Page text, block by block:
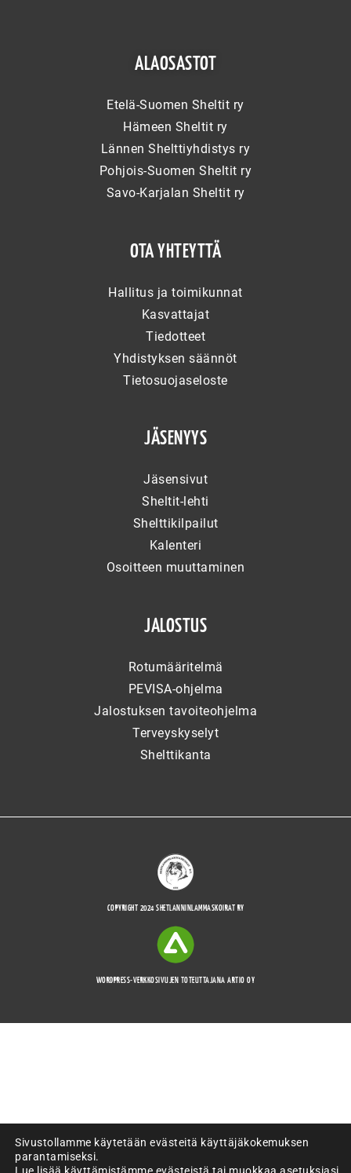
ALAOSASTOT
Etelä-Suomen Sheltit ry
Hämeen Sheltit ry
Lännen Shelttiyhdistys ry
Pohjois-Suomen Sheltit ry
Savo-Karjalan Sheltit ry
OTA YHTEYTTÄ
Hallitus ja toimikunnat
Kasvattajat
Tiedotteet
Yhdistyksen säännöt
Tietosuojaseloste
JÄSENYYS
Jäsensivut
Sheltit-lehti
Shelttikilpailut
Kalenteri
Osoitteen muuttaminen
JALOSTUS
Rotumääritelmä
PEVISA-ohjelma
Jalostuksen tavoiteohjelma
Terveyskyselyt
Shelttikanta
COPYRIGHT 2024 SHETLANNINLAMMASKOIRAT RY
WORDPRESS-VERKKOSIVUJEN TOTEUTTAJANA ARTIO OY
Sivustollamme käytetään evästeitä käyttäjäkokemuksen
parantamiseksi.